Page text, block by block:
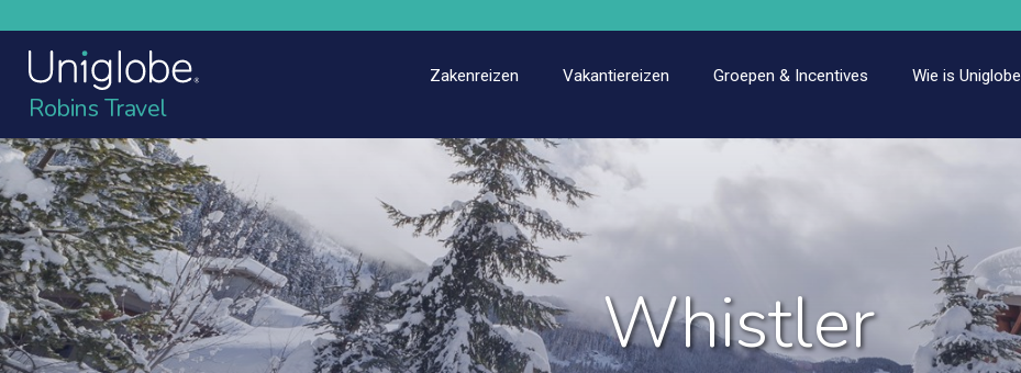
Robins Travel
Zakenreizen Vakantiereizen Groepen & Incentives Wie is Uniglobe
Whistler